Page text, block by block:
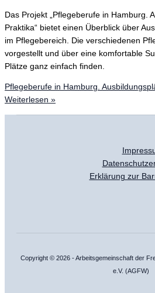
Das Projekt „Pflegeberufe in Hamburg.
Praktika“ bietet einen Überblick über
im Pflegebereich. Die verschiedenen
vorgestellt und über eine komfortable
Plätze ganz einfach finden.
Pflegeberufe in Hamburg.
Weiterlesen »
Erklärung zur
Copyright © 2026 - Arbeitsgemeinschaft der
e.V. (AGFW)